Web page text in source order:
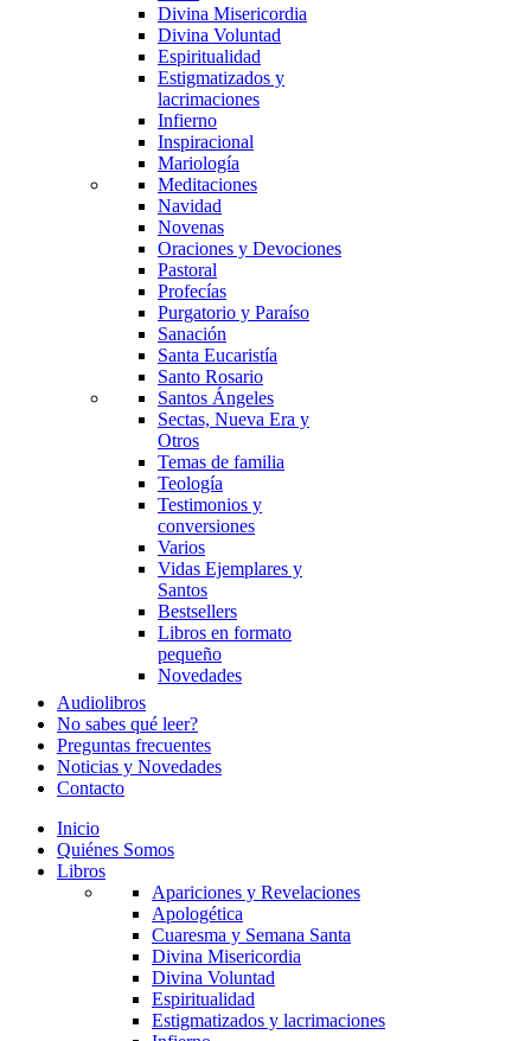
Divina Misericordia
Divina Voluntad
Espiritualidad
Estigmatizados y
lacrimaciones
Infierno
Inspiracional
Mariología
Meditaciones
Navidad
Novenas
Oraciones y Devociones
Pastoral
Profecías
Purgatorio y Paraíso
Sanación
Santa Eucaristía
Santo Rosario
Santos Ángeles
Sectas, Nueva Era y
Otros
Temas de familia
Teología
Testimonios y
conversiones
Varios
Vidas Ejemplares y
Santos
Bestsellers
Libros en formato
pequeño
Novedades
Audiolibros
No sabes qué leer?
Preguntas frecuentes
Noticias y Novedades
Contacto
Inicio
Quiénes Somos
Libros
Apariciones y Revelaciones
Apologética
Cuaresma y Semana Santa
Divina Misericordia
Divina Voluntad
Espiritualidad
Estigmatizados y lacrimaciones